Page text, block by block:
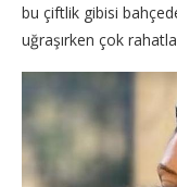
bu çiftlik gibisi
uğraşırken çok